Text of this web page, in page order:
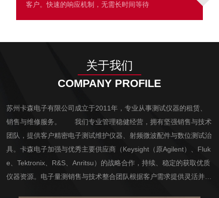
客户。快速的响应机制，无需长时间等待
关于我们
COMPANY PROFILE
苏州卡森电子有限公司成立于2011年，专业从事测试仪器的租赁、
销售与维修服务。 我们专业管理稳健经营，拥有坚强销售与技术
团队，提供客户精密电子测试维护仪器、射频微波配件与数位测试治
具。卡森电子加强与优秀主要供应商（Keysight（原Agilent）、Fluk
e、Tektronix、R&S、Anritsu）的战略合作，持续、稳定的获取优质
仪器资源。电子量测销售与技术整合团队根据客户需求提供灵活并多